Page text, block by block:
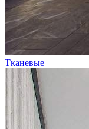
Тканевые